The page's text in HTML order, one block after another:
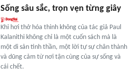
Sống sâu sắc, trọn vẹn từng giây
Khi hơi thở hóa thinh không của tác giả Paul
Kalanithi không chỉ là một cuốn sách mà là
một di sản tinh thần, một lời tự sự chân thành
và dũng cảm từ nơi tận cùng của sự sống và
cái chết.